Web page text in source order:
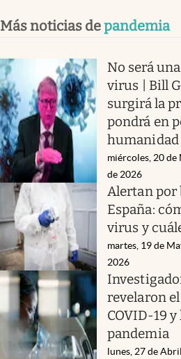
Más noticias depandemia
No será
virus | Bill
surgirá la
pondrá en
humanidad
miércoles, 20 de
de 2026
Alertan por
España:
virus y
martes, 19 de
2026
revelaron
COVID-19
pandemia
lunes, 27 de